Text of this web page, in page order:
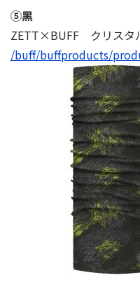
⑤⿊
ZETT×BUFF クリスタ
/buff/buffproducts/